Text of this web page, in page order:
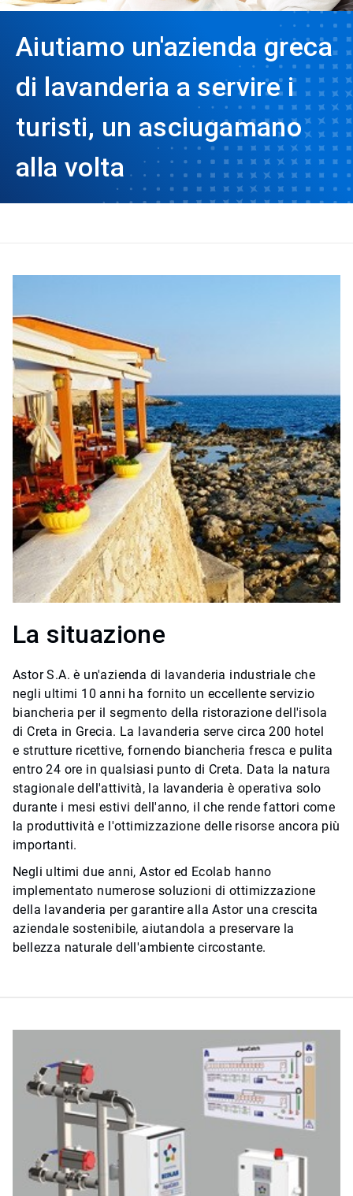
Aiutiamo un'azienda greca
di lavanderia a servire i
turisti, un asciugamano
alla volta
La situazione
Astor S.A. è un'azienda di lavanderia industriale che
negli ultimi 10 anni ha fornito un eccellente servizio
biancheria per il segmento della ristorazione dell'isola
di Creta in Grecia. La lavanderia serve circa 200 hotel
e strutture ricettive, fornendo biancheria fresca e pulita
entro 24 ore in qualsiasi punto di Creta. Data la natura
stagionale dell'attività, la lavanderia è operativa solo
durante i mesi estivi dell'anno, il che rende fattori come
la produttività e l'ottimizzazione delle risorse ancora più
importanti.
Negli ultimi due anni, Astor ed Ecolab hanno
implementato numerose soluzioni di ottimizzazione
della lavanderia per garantire alla Astor una crescita
aziendale sostenibile, aiutandola a preservare la
bellezza naturale dell'ambiente circostante.